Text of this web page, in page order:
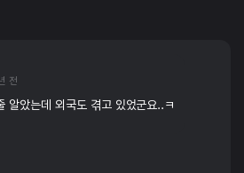
전
알았는데 외국도 겪고 있었군요..ㅋ